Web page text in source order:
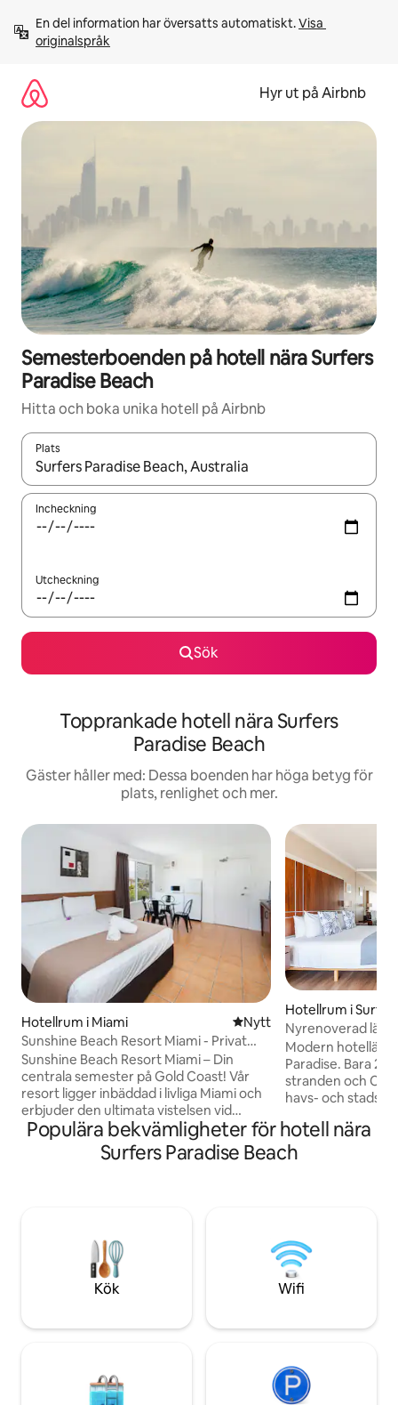
innehåll
En del information har översatts automatiskt. Visa
originalspråk
Hyr ut på Airbnb
Semesterboenden på hotell nära Surfers
Paradise Beach
Hitta och boka unika hotell på Airbnb
Plats
När resultaten är tillgängliga kan du navigera med upp- och
Incheckning
Utcheckning
Sök
Topprankade hotell nära Surfers
Paradise Beach
Gäster håller med: Dessa boenden har höga betyg för
plats, renlighet och mer.
Hotellrum i Miami Nytt ställe att bo på
Nytt
Sunshine Beach Resort Miami - Privat
rum med dubbelsäng
Sunshine Beach Resort Miami – Din
centrala semester på Gold Coast! Vår
resort ligger inbäddad i livliga Miami och
erbjuder den ultimata vistelsen vid
kusten. Enkel transport: Några steg från
den NYA Gold Coast Light Rail Stage 3!
Njut av spårvagnsanslutning utan trafik
Burleigh) • Nära boutiquecaféer och
restauranger Perfekt för en smidig, bilfri
semester. Boka din vistelse idag!
Hotellrum i
Nyrenoverad
4-stjärnigt hotell
Modern
Paradise. Bara 2
stranden och
havs- och
säkerhet dygnet runt. Denna
har
något wifi. Gold Coast flygplats ligger 20
km bort, med
sevärdheter i
Populära bekvämligheter för hotell nära
Surfers Paradise Beach
Kök Wifi